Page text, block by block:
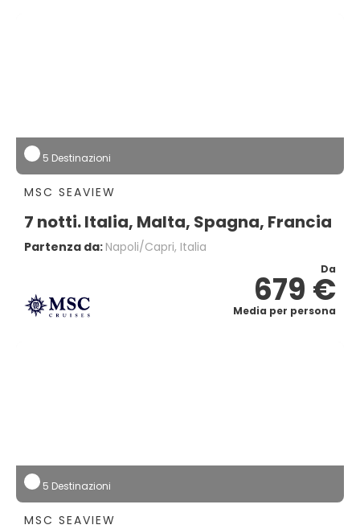
5 Destinazioni
MSC SEAVIEW
7 notti. Italia, Malta, Spagna, Francia
Partenza da: Napoli/capri, Italia
Da
679 €
Media per persona
5 Destinazioni
MSC SEAVIEW